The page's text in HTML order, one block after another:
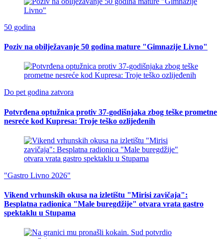
50 godina
Poziv na obilježavanje 50 godina mature "Gimnazije Livno"
Do pet godina zatvora
Potvrđena optužnica protiv 37-godišnjaka zbog teške prometne
nesreće kod Kupresa: Troje teško ozlijeđenih
"Gastro Livno 2026"
Vikend vrhunskih okusa na izletištu "Mirisi zavičaja":
Besplatna radionica "Male buregdžije" otvara vrata gastro
spektaklu u Stupama